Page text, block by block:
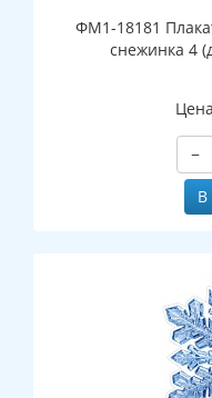
ФМ1-18181
снежинка 4
−
В